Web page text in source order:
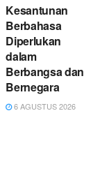
Kesantunan
Berbahasa
Diperlukan
dalam
Berbangsa dan
Bernegara
6 AGUSTUS 2026